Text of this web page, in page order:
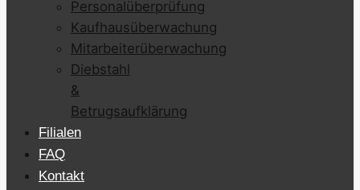
Personalüberprüfung
Kaufhausüberwachung
Mitarbeiterüberwachung
Diebstahl
&
Betrugsaufklärung
Filialen
FAQ
Kontakt